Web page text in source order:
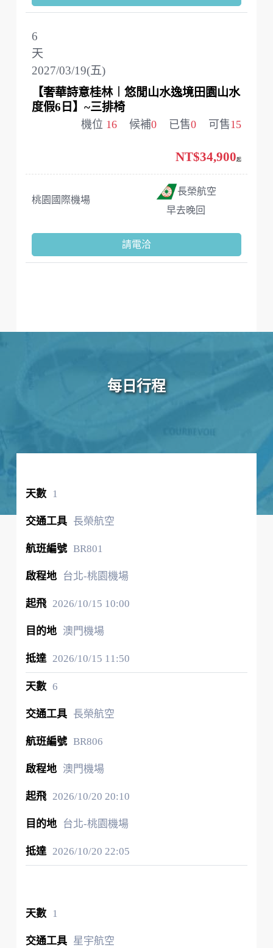
每日行程
1
長榮航空
BR801
台北-桃園機場
2026/10/15 10:00
澳門機場
2026/10/15 11:50
6
長榮航空
BR806
澳門機場
2026/10/20 20:10
台北-桃園機場
2026/10/20 22:05
1
星宇航空
2027/03/19(五)
6
天
【奢華詩意桂林︱悠閒山水逸境田園山水
度假6日】~三排椅
機位 16 候補0 已售0 可售15
桃園國際機場
長榮航空
早去晚回
NT$34,900起
請電洽